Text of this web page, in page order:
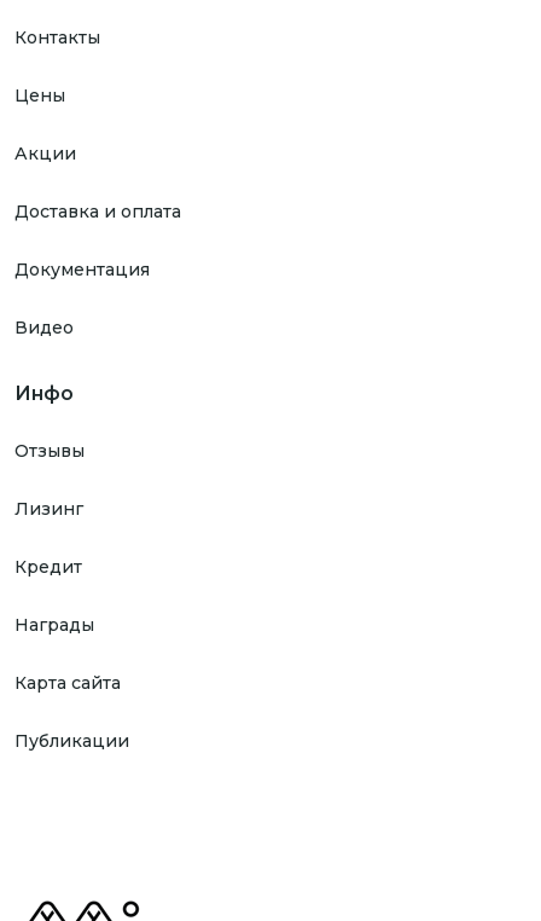
Контакты
Цены
Акции
Доставка и оплата
Документация
Видео
Инфо
Отзывы
Лизинг
Кредит
Награды
Карта сайта
Публикации